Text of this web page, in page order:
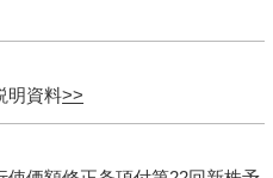
明資料